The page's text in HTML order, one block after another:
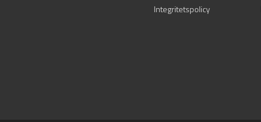
Integritetspolicy